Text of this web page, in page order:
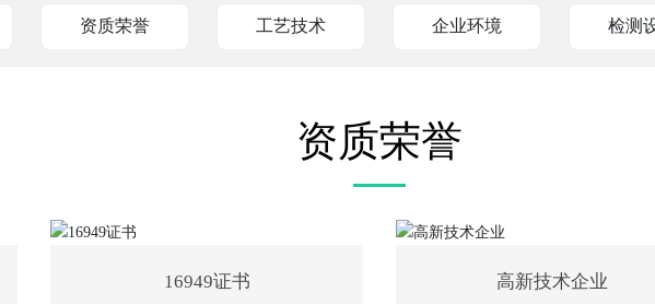
资质荣誉 工艺技术 企业环境 检测
资质荣誉
16949证书 高新技术企业